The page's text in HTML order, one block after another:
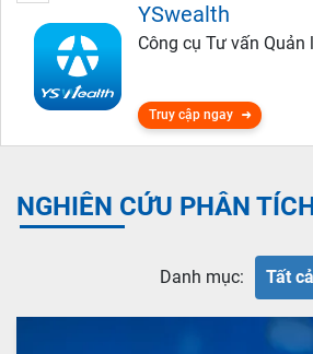
YSwealth
Công cụ Tư vấn Quản
Truy cập ngay
NGHIÊN CỨU PHÂN
Danh mục: Tất cả